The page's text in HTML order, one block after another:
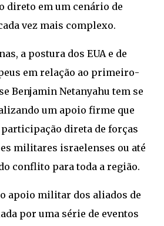
direto em um cenário de
vez mais complexo.
a postura dos EUA e de
em relação ao primeiro-
Benjamin Netanyahu tem se
um apoio firme que
direta de forças
militares israelenses ou até
conflito para toda a região.
apoio militar dos aliados de
por uma série de eventos